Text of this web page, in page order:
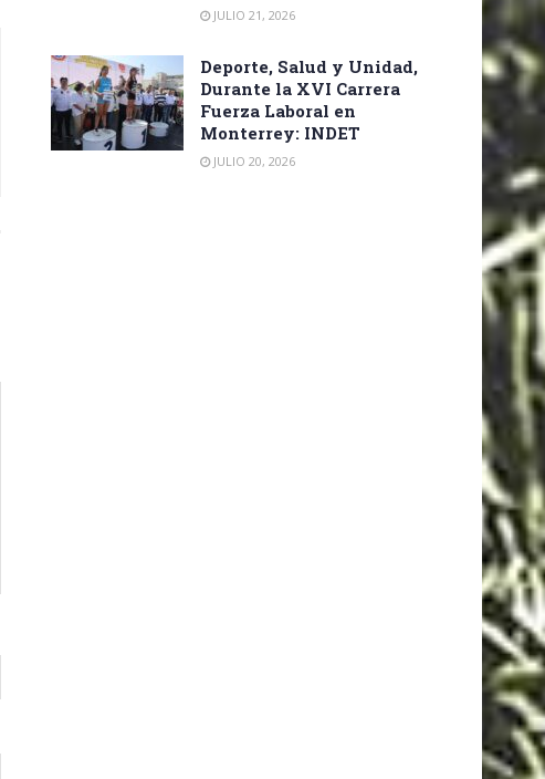
JULIO 21, 2026
Deporte, Salud y Unidad,
Durante la XVI Carrera
Fuerza Laboral en
Monterrey: INDET
JULIO 20, 2026